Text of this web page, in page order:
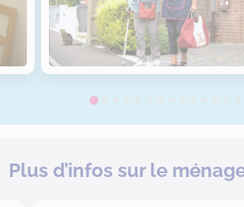
Plus d’infos sur le